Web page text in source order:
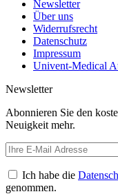
Newsletter
Über uns
Widerrufsrecht
Datenschutz
Impressum
Univent-Medical
Newsletter
Abonnieren Sie den
Neuigkeit mehr.
Ich habe die
genommen.